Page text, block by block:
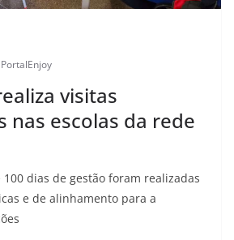
PortalEnjoy
visitas
nas escolas da rede
dias de gestão foram realizadas
e de alinhamento para a